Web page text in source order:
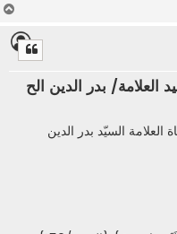
العلامة السيّد بدر الدين